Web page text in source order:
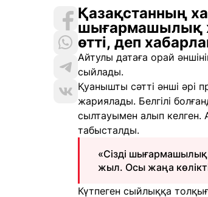
Қазақстанның
шығармашылық
өтті, деп
Айтулы датаға орай
сыйлады.
Қуанышты сәтті әнші әрі
жариялады. Белгілі
сылтауымен алып келген.
табысталды.
«Сізді
жыл. Осы жаңа
Күтпеген сыйлыққа